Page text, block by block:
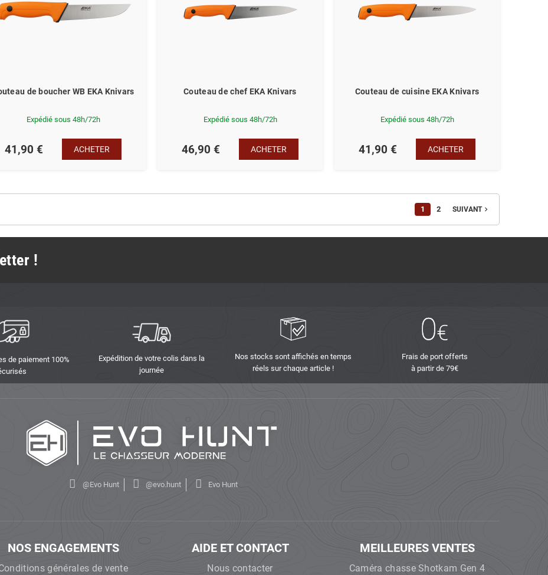
de boucher WB EKA Knivars
Expédié sous 48h/72h
41,90 € ACHETER
Couteau de chef EKA Knivars
Expédié sous 48h/72h
46,90 € ACHETER
Couteau de cuisine EKA Knivars
Expédié sous 48h/72h
41,90 € ACHETER
1 2 SUIVANTnavigate_next
!
de paiement 100%
Expédition de votre colis dans la
journée
Nos stocks sont affichés en temps
réels sur chaque article !
Frais de port offerts
à partir de 79€
@Evo Hunt @evo.hunt Evo Hunt
NOS ENGAGEMENTS
générales de vente
AIDE ET CONTACT
Nous contacter
MEILLEURES VENTES
Caméra chasse Shotkam Gen 4